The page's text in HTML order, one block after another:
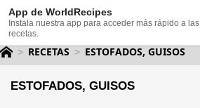
App de WorldRecipes
Instala nuestra app para acceder más rápido a las
recetas.
RECETAS ESTOFADOS, GUISOS
ESTOFADOS, GUISOS